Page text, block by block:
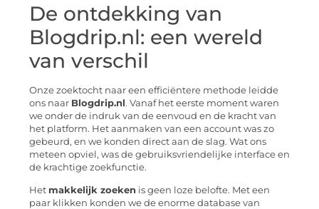
De ontdekking van
Blogdrip.nl: een wereld
van verschil
Onze zoektocht naar een efficiëntere methode leidde
ons naar Blogdrip.nl. Vanaf het eerste moment waren
we onder de indruk van de eenvoud en de kracht van
het platform. Het aanmaken van een account was zo
gebeurd, en we konden direct aan de slag. Wat ons
meteen opviel, was de gebruiksvriendelijke interface en
de krachtige zoekfunctie.
Het makkelijk zoeken is geen loze belofte. Met een
paar klikken konden we de enorme database van